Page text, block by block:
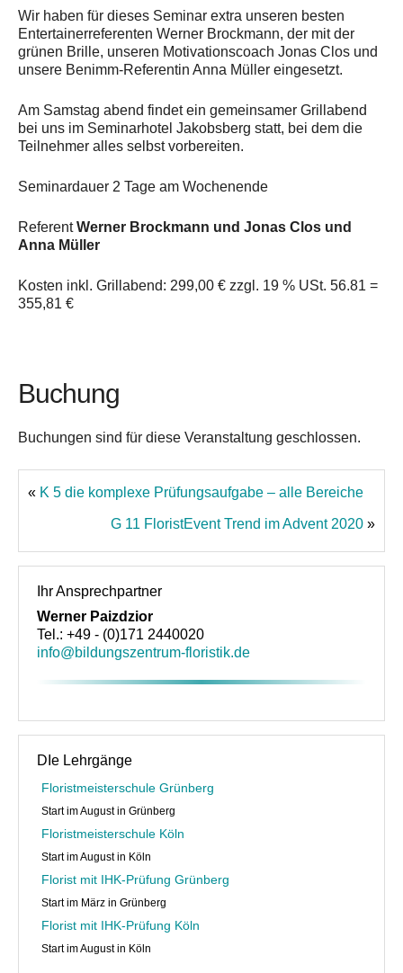
Wir haben für dieses Seminar extra unseren besten
Entertainerreferenten Werner Brockmann, der mit der
grünen Brille, unseren Motivationscoach Jonas Clos und
unsere Benimm-Referentin Anna Müller eingesetzt.
Am Samstag abend findet ein gemeinsamer Grillabend
bei uns im Seminarhotel Jakobsberg statt, bei dem die
Teilnehmer alles selbst vorbereiten.
Seminardauer 2 Tage am Wochenende
ReferentWerner Brockmann und Jonas Clos und
Anna Müller
Kosten inkl. Grillabend: 299,00 € zzgl. 19 % USt. 56.81 =
355,81 €
Buchung
Buchungen sind für diese Veranstaltung geschlossen.
« K 5 die komplexe Prüfungsaufgabe – alle Bereiche
G 11 FloristEvent Trend im Advent 2020 »
Ihr Ansprechpartner
Werner Paizdzior
Tel.: +49 - (0)171 2440020
info@bildungszentrum-floristik.de
DIe Lehrgänge
Floristmeisterschule Grünberg
Start im August in Grünberg
Floristmeisterschule Köln
Start im August in Köln
Florist mit IHK-Prüfung Grünberg
Start im März in Grünberg
Florist mit IHK-Prüfung Köln
Start im August in Köln